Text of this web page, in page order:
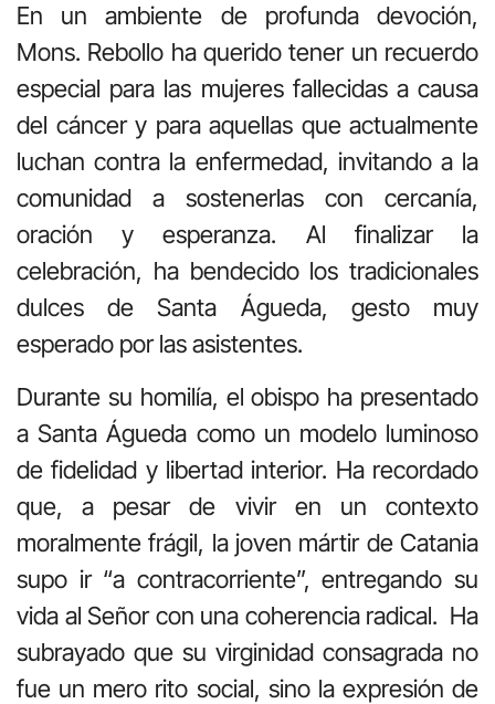
En un ambiente de profunda devoción,
Mons. Rebollo ha querido tener un recuerdo
especial para las mujeres fallecidas a causa
del cáncer y para aquellas que actualmente
luchan contra la enfermedad, invitando a la
comunidad a sostenerlas con cercanía,
oración y esperanza. Al finalizar la
celebración, ha bendecido los tradicionales
dulces de Santa Águeda, gesto muy
esperado por las asistentes.
Durante su homilía, el obispo ha presentado
a Santa Águeda como un modelo luminoso
de fidelidad y libertad interior. Ha recordado
que, a pesar de vivir en un contexto
moralmente frágil, la joven mártir de Catania
supo ir “a contracorriente”, entregando su
vida al Señor con una coherencia radical. Ha
subrayado que su virginidad consagrada no
fue un mero rito social, sino la expresión de